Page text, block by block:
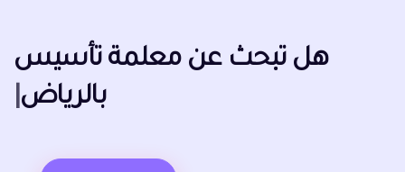
هل تبحث عنمعلمة تأسيس با|